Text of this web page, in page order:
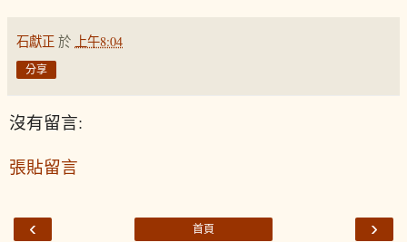
石獻正 於 上午8:04
分享
沒有留言:
張貼留言
‹ ›
首頁